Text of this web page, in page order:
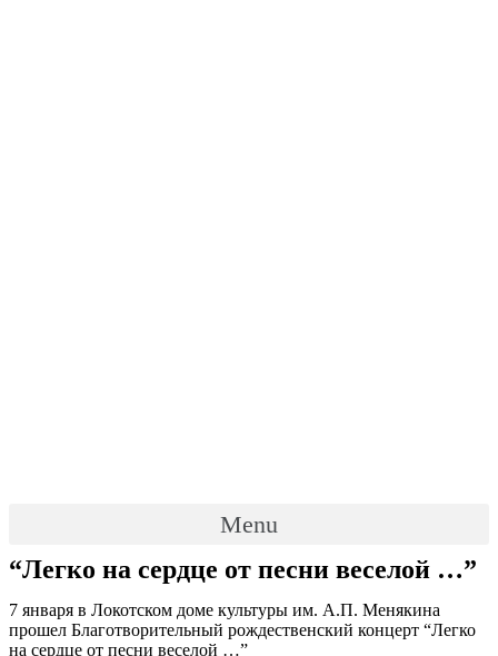
Menu
“Легко на сердце от песни веселой …”
7 января в Локотском доме культуры им. А.П. Менякина
прошел Благотворительный рождественский концерт “Легко
на сердце от песни веселой …”